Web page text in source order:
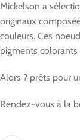
Mickelson a
originaux
couleurs. Ces
pigments colorants
Alors ? prêts pour
Rendez-vous à la